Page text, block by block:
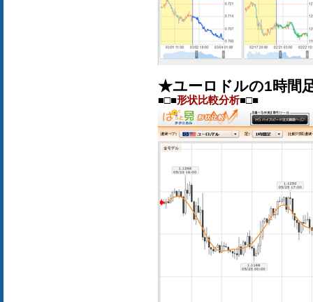
★ユーロドルの1時間
■□■形状比較分析■□■